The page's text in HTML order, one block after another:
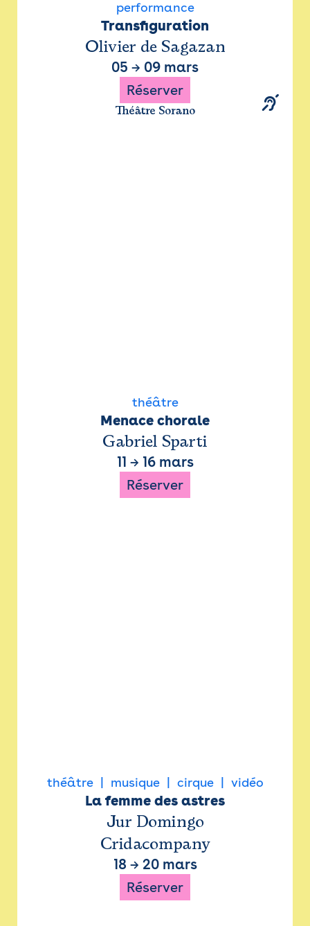
performance
Transfiguration
Olivier de Sagazan
05 → 09 mars
Réserver
Théâtre Sorano
théâtre
Menace chorale
Gabriel Sparti
11 → 16 mars
Réserver
théâtre musique cirque vidéo
La femme des astres
Jur Domingo
Cridacompany
18 → 20 mars
Réserver